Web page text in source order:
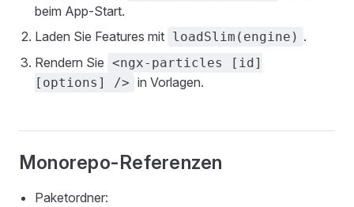
beim App-Start.
Laden Sie Features mit loadSlim(engine) .
Rendern Sie <ngx-particles [id]
[options] /> in Vorlagen.
Monorepo-Referenzen
Paketordner: